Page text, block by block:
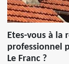
Etes-vous à la
professionnel
Le Franc ?